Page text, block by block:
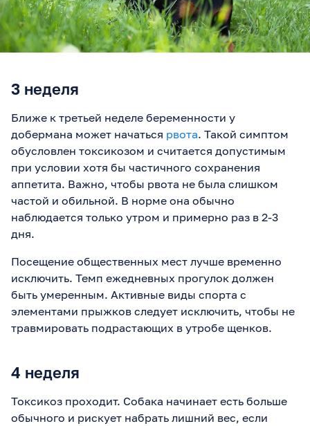
3 неделя
Ближе к третьей неделе беременности у
добермана может начаться рвота. Такой симптом
обусловлен токсикозом и считается допустимым
при условии хотя бы частичного сохранения
аппетита. Важно, чтобы рвота не была слишком
частой и обильной. В норме она обычно
наблюдается только утром и примерно раз в 2-3
дня.
Посещение общественных мест лучше временно
исключить. Темп ежедневных прогулок должен
быть умеренным. Активные виды спорта с
элементами прыжков следует исключить, чтобы не
травмировать подрастающих в утробе щенков.
4 неделя
Токсикоз проходит. Собака начинает есть больше
обычного и рискует набрать лишний вес, если